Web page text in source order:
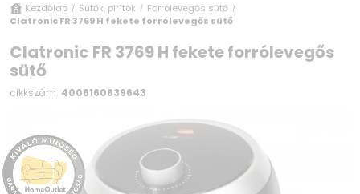
Kezdőlap / Sütők, pirítók / Forrólevegős sütő /
Clatronic FR 3769 H fekete forrólevegős sütő
Clatronic FR 3769 H fekete forrólevegős
sütő
cikkszám: 4006160639643